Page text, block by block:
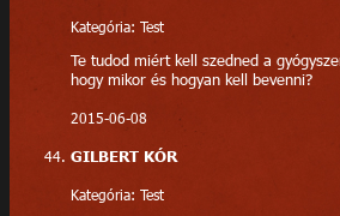
Kategória: Test
Te tudod miért kell szedned a
hogy mikor és hogyan kell bevenni?
2015-06-08
GILBERT KÓR
Kategória: Test